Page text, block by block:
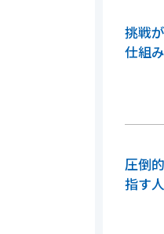
挑戦
仕組
圧倒
指す